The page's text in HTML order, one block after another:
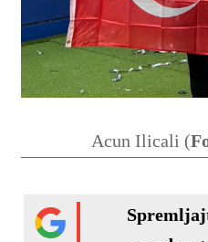
Acun Ilicali (